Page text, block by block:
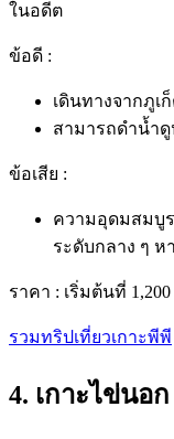
ในอดีต
ข้อดี :
เดินทางจากภูเ
สามารถดำน้ำดู
ข้อเสีย :
ความอุดมสมบู
ระดับกลาง ๆ ห
ราคา : เริ่มต้นที่
รวมทริปเที่ยวเกาะพีพี
4. เกาะไข่นอ